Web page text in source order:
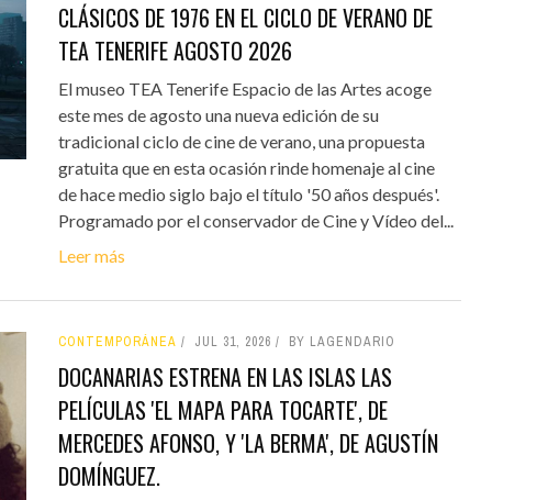
CLÁSICOS DE 1976 EN EL CICLO DE VERANO DE
TEA TENERIFE AGOSTO 2026
El museo TEA Tenerife Espacio de las Artes acoge
este mes de agosto una nueva edición de su
tradicional ciclo de cine de verano, una propuesta
gratuita que en esta ocasión rinde homenaje al cine
de hace medio siglo bajo el título '50 años después'.
Programado por el conservador de Cine y Vídeo del...
Leer más
CONTEMPORÁNEA JUL 31, 2026 BY LAGENDARIO
DOCANARIAS ESTRENA EN LAS ISLAS LAS
PELÍCULAS 'EL MAPA PARA TOCARTE', DE
MERCEDES AFONSO, Y 'LA BERMA', DE AGUSTÍN
DOMÍNGUEZ.